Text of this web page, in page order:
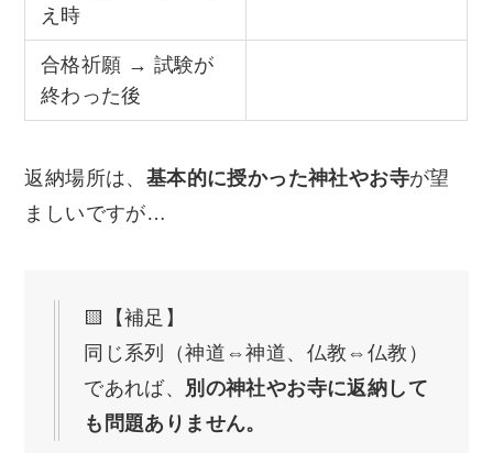
え時
合格祈願 → 試験が
終わった後
返納場所は、 基本的に授かった神社やお寺が望
ましいですが…
🟨【補足】
同じ系列（神道⇔神道、仏教⇔仏教）
であれば、 別の神社やお寺に返納して
も問題ありません。